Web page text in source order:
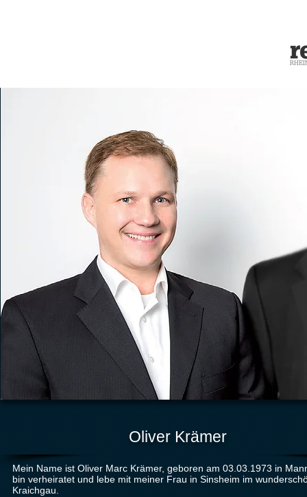
Oliver Krämer
Mein Name ist Oliver Marc Krämer, geboren am 03.03.1973 in
bin verheiratet und lebe mit meiner Frau in Sinsheim im
Kraichgau.